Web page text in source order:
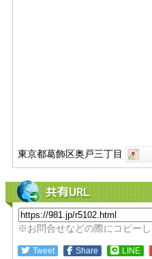
東京都葛飾区奥戸三丁目
共有URL
※お問合せなどの際にコピー
Tweet Share LINE